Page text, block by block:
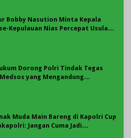
Bobby Nasution Minta Kepala
Kepulauan Nias Percepat Usulan
Dorong Polri Tindak Tegas
yang Mengandung
Muda Main Bareng di Kapolri Cup
Jangan Cuma Jadi